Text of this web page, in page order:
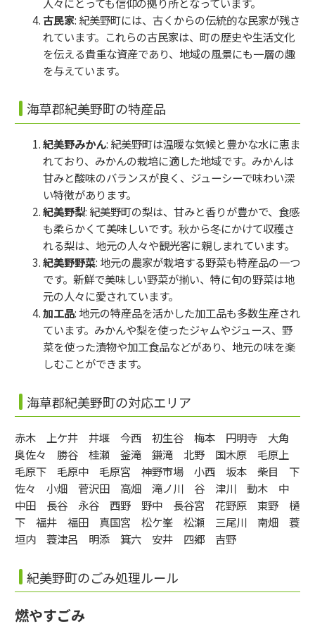
古民家: 紀美野町には、古くからの伝統的な民家が残さ
れています。これらの古民家は、町の歴史や生活文化
を伝える貴重な資産であり、地域の風景にも一層の趣
を与えています。
海草郡紀美野町の特産品
紀美野みかん: 紀美野町は温暖な気候と豊かな水に恵ま
れており、みかんの栽培に適した地域です。みかんは
甘みと酸味のバランスが良く、ジューシーで味わい深
い特徴があります。
紀美野梨: 紀美野町の梨は、甘みと香りが豊かで、食感
も柔らかくて美味しいです。秋から冬にかけて収穫さ
れる梨は、地元の人々や観光客に親しまれています。
紀美野野菜: 地元の農家が栽培する野菜も特産品の一つ
です。新鮮で美味しい野菜が揃い、特に旬の野菜は地
元の人々に愛されています。
加工品: 地元の特産品を活かした加工品も多数生産され
ています。みかんや梨を使ったジャムやジュース、野
菜を使った漬物や加工食品などがあり、地元の味を楽
しむことができます。
海草郡紀美野町の対応エリア
赤木 上ケ井 井堰 今西 初生谷 梅本 円明寺 大角
奥佐々 勝谷 桂瀬 釜滝 鎌滝 北野 国木原 毛原上
毛原下 毛原中 毛原宮 神野市場 小西 坂本 柴目 下
佐々 小畑 菅沢田 高畑 滝ノ川 谷 津川 動木 中
中田 長谷 永谷 西野 野中 長谷宮 花野原 東野 樋
下 福井 福田 真国宮 松ケ峯 松瀬 三尾川 南畑 蓑
垣内 蓑津呂 明添 箕六 安井 四郷 吉野
紀美野町のごみ処理ルール
燃やすごみ